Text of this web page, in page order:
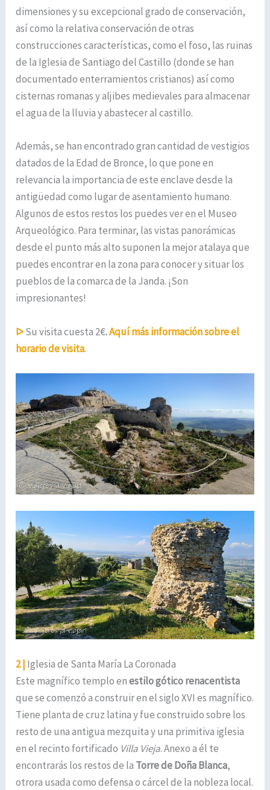
dimensiones y su excepcional grado de conservación,
así como la relativa conservación de otras
construcciones características, como el foso, las ruinas
de la Iglesia de Santiago del Castillo (donde se han
documentado enterramientos cristianos) así como
cisternas romanas y aljibes medievales para almacenar
el agua de la lluvia y abastecer al castillo.
Además, se han encontrado gran cantidad de vestigios
datados de la Edad de Bronce, lo que pone en
relevancia la importancia de este enclave desde la
antigüedad como lugar de asentamiento humano.
Algunos de estos restos los puedes ver en el Museo
Arqueológico. Para terminar, las vistas panorámicas
desde el punto más alto suponen la mejor atalaya que
puedes encontrar en la zona para conocer y situar los
pueblos de la comarca de la Janda. ¡Son
impresionantes!
ᐅSu visita cuesta 2€.Aquí más información sobre el
horario de visita.
2 | Iglesia de Santa María La Coronada
Este magnífico templo enestilo gótico renacentista
que se comenzó a construir en el siglo XVI es magnífico.
Tiene planta de cruz latina y fue construido sobre los
resto de una antigua mezquita y una primitiva iglesia
en el recinto fortificado Villa Vieja. Anexo a él te
encontrarás los restos de la Torre de Doña Blanca,
otrora usada como defensa o cárcel de la nobleza local.